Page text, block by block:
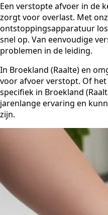
Een verstopte afvoer in de
zorgt voor overlast. Met
ontstoppingsapparatuur
snel op. Van eenvoudige
problemen in de leiding.
In Broekland (Raalte) en
voor afvoer verstopt. Of
specifiek in Broekland
jarenlange ervaring en
zijn.